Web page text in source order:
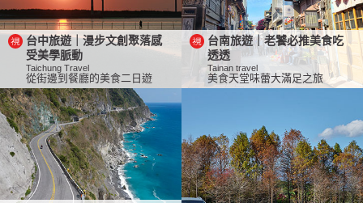
台中旅遊｜漫步文創聚落感
受美學脈動
Taichung Travel
從街邊到餐廳的美食二日遊
台南旅遊｜老饕必推美食吃
透透
Tainan travel
美食天堂味蕾大滿足之旅